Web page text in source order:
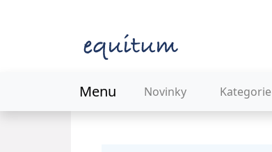
Menu Novinky Kategorie